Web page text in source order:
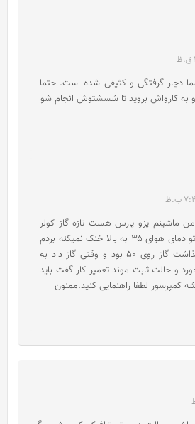
دچار گرفتگی و کثیفی شده است. حتما
و به کارواش بروید تا شسشتوش انجام شو
ماشینم پزو پارس هست تازه گاز کولر
شارژ کردم.الان کولر تو دمای هوای ۳۵ به بالا خنک نمیکنه بردم
تعمیرگاه فشارسنج گذاشت گاز روی ۵۰ بود و وقتی گاز داد به
و حالت ثابت موند تعمیر کار گفت باید
لطفا راهنمایی کنید.ممنون